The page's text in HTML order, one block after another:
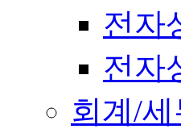
전자
전자
회계/세